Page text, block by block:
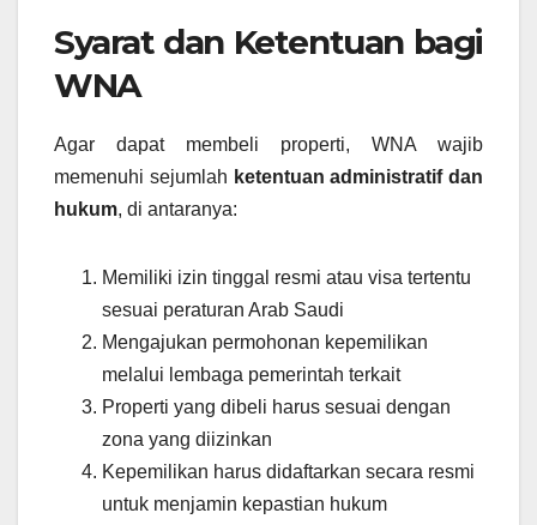
Syarat dan Ketentuan bagi
WNA
Agar dapat membeli properti, WNA wajib
memenuhi sejumlah ketentuan administratif dan
hukum, di antaranya:
Memiliki izin tinggal resmi atau visa tertentu
sesuai peraturan Arab Saudi
Mengajukan permohonan kepemilikan
melalui lembaga pemerintah terkait
Properti yang dibeli harus sesuai dengan
zona yang diizinkan
Kepemilikan harus didaftarkan secara resmi
untuk menjamin kepastian hukum